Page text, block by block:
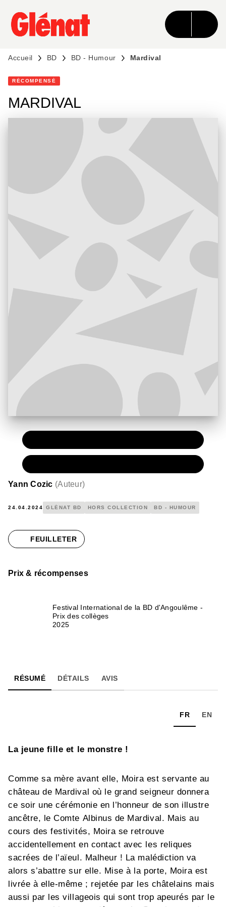
MENU RECHERCHE CONTENU
PIED DE PAGE
Accueil BD BD - Humour Mardival
RÉCOMPENSÉ
MARDIVAL
Yann Cozic (Auteur)
24.04.2024 GLÉNAT BD HORS COLLECTION BD - HUMOUR
FEUILLETER
Prix & récompenses
Festival International de la BD d'Angoulême -
Prix des collèges
2025
RÉSUMÉ DÉTAILS AVIS
FR EN
La jeune fille et le monstre !
Comme sa mère avant elle, Moira est servante au
château de Mardival où le grand seigneur donnera
ce soir une cérémonie en l’honneur de son illustre
ancêtre, le Comte Albinus de Mardival. Mais au
cours des festivités, Moira se retrouve
accidentellement en contact avec les reliques
sacrées de l’aïeul. Malheur ! La malédiction va
alors s’abattre sur elle. Mise à la porte, Moira est
livrée à elle-même ; rejetée par les châtelains mais
aussi par les villageois qui sont trop apeurés par le